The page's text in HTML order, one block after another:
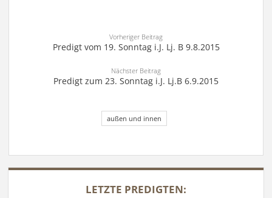
Vorheriger Beitrag
Predigt vom 19. Sonntag i.J. Lj. B 9.8.2015
Nächster Beitrag
Predigt zum 23. Sonntag i.J. Lj.B 6.9.2015
außen und innen
SIDEBAR
LETZTE PREDIGTEN: